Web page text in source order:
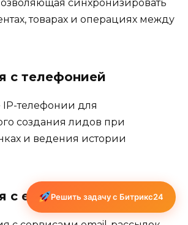
синхронизировать
товарах и операциях между
с телефонией
телефонии для
создания лидов при
и ведения истории
с email-маркетингом
Решить задачу с Битрикс24